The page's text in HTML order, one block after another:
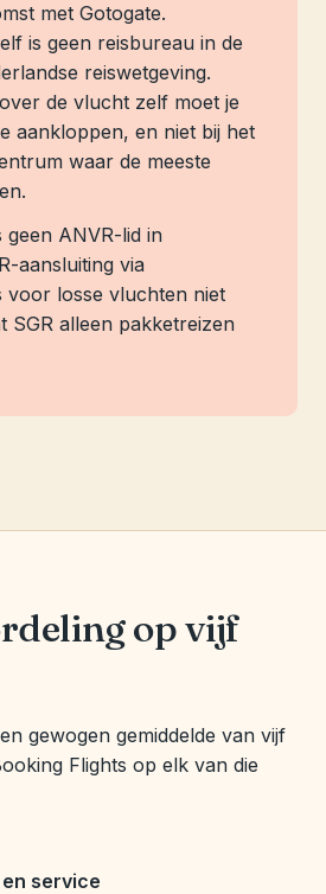
met Gotogate.
is geen reisbureau in de
reiswetgeving.
de vlucht zelf moet je
aankloppen, en niet bij het
waar de meeste
geen ANVR-lid in
aansluiting via
voor losse vluchten niet
SGR alleen pakketreizen
op vijf
gewogen gemiddelde van vijf
Flights op elk van die
service